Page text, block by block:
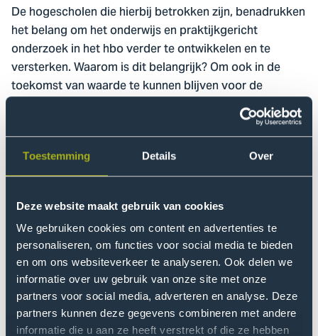
Toestemming Details Over
Deze website maakt gebruik van cookies
We gebruiken cookies om content en advertenties te
personaliseren, om functies voor social media te bieden
en om ons websiteverkeer te analyseren. Ook delen we
informatie over uw gebruik van onze site met onze
partners voor social media, adverteren en analyse. Deze
partners kunnen deze gegevens combineren met andere
informatie die u aan ze heeft verstrekt of die ze hebben
De hogescholen die hierbij betrokken zijn, benadrukken
het belang om het onderwijs en praktijkgericht
onderzoek in het hbo verder te ontwikkelen en te
versterken. Waarom is dit belangrijk? Om ook in de
toekomst van waarde te kunnen blijven voor de
innovatie van de beroepspraktijk en voor de
maatschappelijke uitdagingen waar we als samenleving
voor staan.
Een PD-traject heeft verschillende doelen, namelijk: 1)
de beroepspraktijk, 2) positioneren van het hbo in de
internationale kennisinfrastructuur, 3) een doorlopende
leerlijn van beroepskolom en 4)
docentprofessionalisering. Binnen De Haagse
Hogeschool zijn onderzoekers Van Drie en Houdijk de
eerste die starten met een PD-traject. Dit is een
belangrijke stap om deze kennisinstelling nog meer op